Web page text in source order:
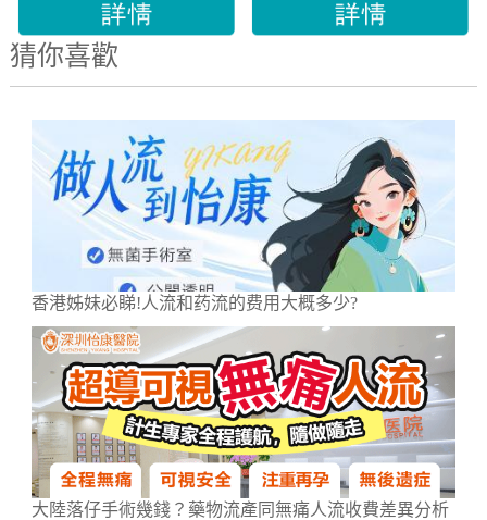
猜你喜歡
香港姊妹必睇!人流和药流的费用大概多少?
大陸落仔手術幾錢？藥物流產同無痛人流收費差異分析